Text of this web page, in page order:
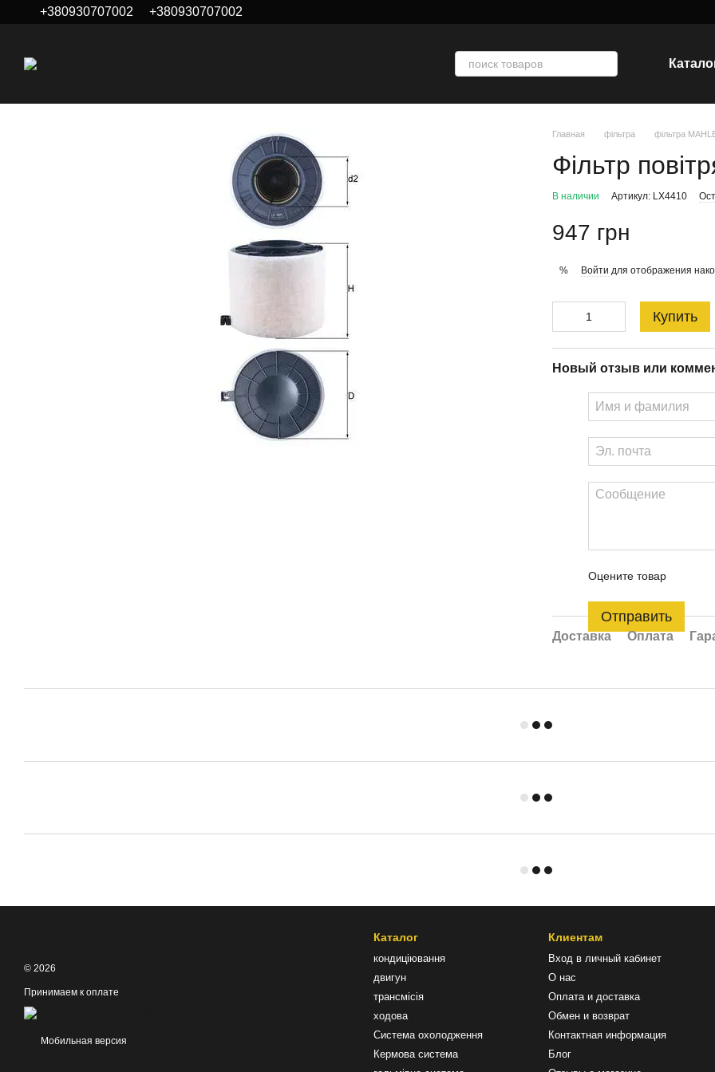
Перейти к основному контенту
+380930707002 +380930707002
Главная фільтра фільтра
Фільтр
В наличии Артикул: LX4410
947 грн
% Войти для отображения
Купить
Новый отзыв или
Оцените товар
Отправить
Доставка Оплата
© 2026
Принимаем к оплате
Мобильная версия
Каталог
кондиціювання
двигун
трансмісія
ходова
Система охолодження
Кермова система
Клиентам
Вход в личный кабинет
О нас
Оплата и доставка
Обмен и возврат
Контактная информация
Блог